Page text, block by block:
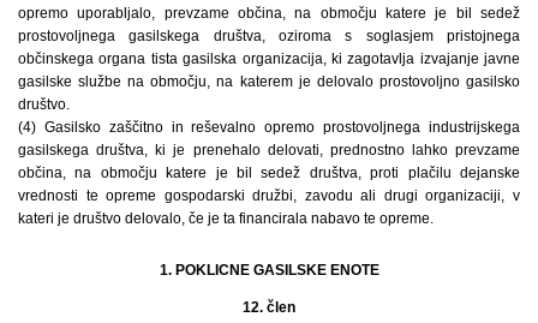
opremo uporabljalo, prevzame občina, na območju katere je bil sedež
prostovoljnega gasilskega društva, oziroma s soglasjem pristojnega
občinskega organa tista gasilska organizacija, ki zagotavlja izvajanje javne
gasilske službe na območju, na katerem je delovalo prostovoljno gasilsko
društvo.
(4) Gasilsko zaščitno in reševalno opremo prostovoljnega industrijskega
gasilskega društva, ki je prenehalo delovati, prednostno lahko prevzame
občina, na območju katere je bil sedež društva, proti plačilu dejanske
vrednosti te opreme gospodarski družbi, zavodu ali drugi organizaciji, v
kateri je društvo delovalo, če je ta financirala nabavo te opreme.
1. POKLICNE GASILSKE ENOTE
12. člen